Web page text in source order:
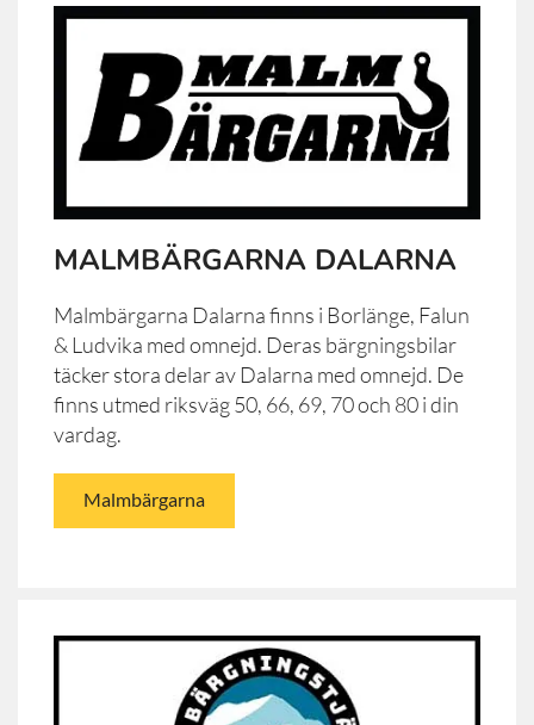
MALMBÄRGARNA DALARNA
Malmbärgarna Dalarna finns i Borlänge, Falun
& Ludvika med omnejd. Deras bärgningsbilar
täcker stora delar av Dalarna med omnejd. De
finns utmed riksväg 50, 66, 69, 70 och 80 i din
vardag.
Malmbärgarna